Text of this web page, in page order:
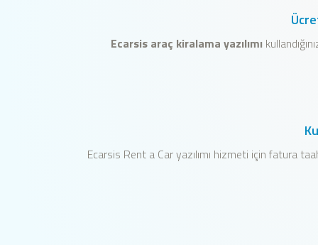
Ecarsis araç kiralama yazılımı
Ecarsis Rent a Car yazılımı hizmeti için fatura